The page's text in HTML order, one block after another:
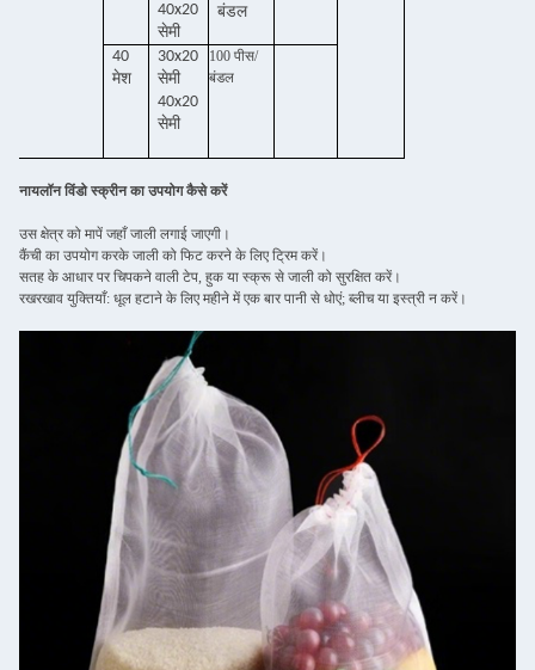
40x20
सेमी
बंडल
40
मेश
30x20
सेमी
40x20
सेमी
100 पीस/
बंडल
नायलॉन विंडो स्क्रीन का उपयोग कैसे करें
उस क्षेत्र को मापें जहाँ जाली लगाई जाएगी।
कैंची का उपयोग करके जाली को फिट करने के लिए ट्रिम करें।
सतह के आधार पर चिपकने वाली टेप, हुक या स्क्रू से जाली को सुरक्षित करें।
रखरखाव युक्तियाँ: धूल हटाने के लिए महीने में एक बार पानी से धोएं; ब्लीच या इस्त्री न करें।